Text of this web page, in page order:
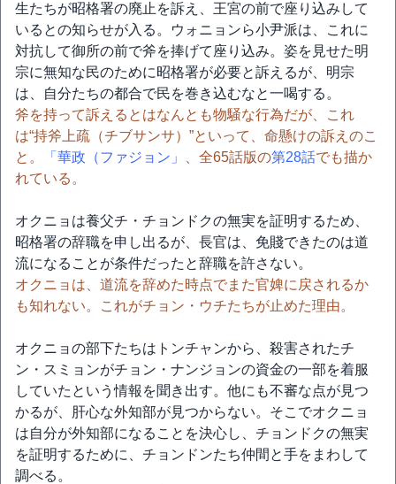
生たちが昭格署の廃止を訴え、王宮の前で座り込みして
いるとの知らせが入る。ウォニョンら小尹派は、これに
対抗して御所の前で斧を捧げて座り込み。姿を見せた明
宗に無知な民のために昭格署が必要と訴えるが、明宗
は、自分たちの都合で民を巻き込むなと一喝する。
斧を持って訴えるとはなんとも物騒な行為だが、これ
は“持斧上疏（チブサンサ）”といって、命懸けの訴えのこ
と。
「華政（ファジョン」 、全65話版の第28話でも描か
れている。
オクニョは養父チ・チョンドクの無実を証明するため、
昭格署の辞職を申し出るが、長官は、免賤できたのは道
流になることが条件だったと辞職を許さない。
オクニョは、道流を辞めた時点でまた官婢に戻されるか
も知れない。これがチョン・ウチたちが止めた理由。
オクニョの部下たちはトンチャンから、殺害されたチ
ン・スミョンがチョン・ナンジョンの資金の一部を着服
していたという情報を聞き出す。他にも不審な点が見つ
かるが、肝心な外知部が見つからない。そこでオクニョ
は自分が外知部になることを決心し、チョンドクの無実
を証明するために、チョンドンたち仲間と手をまわして
調べる。